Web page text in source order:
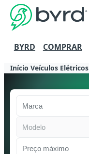
BYRD COMPRAR
Início Veículos Elétricos
Marca
Modelo
Preço máximo